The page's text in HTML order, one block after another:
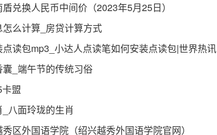
兑换人民币中间价（2023年5月25日）
么计算_房贷计算方式
读包mp3_小达人点读笔如何安装点读包|世界热讯
_端午节的传统习俗
盟
八面玲珑的生肖
秀区外国语学院（绍兴越秀外国语学院官网）